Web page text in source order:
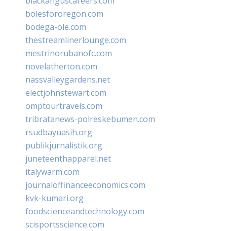
bolesfororegon.com
bodega-ole.com
thestreamlinerlounge.com
mestrinorubanofc.com
novelatherton.com
nassvalleygardens.net
electjohnstewart.com
omptourtravels.com
tribratanews-polreskebumen.com
rsudbayuasih.org
publikjurnalistik.org
juneteenthapparel.net
italywarm.com
journaloffinanceeconomics.com
kvk-kumari.org
foodscienceandtechnology.com
scisportsscience.com